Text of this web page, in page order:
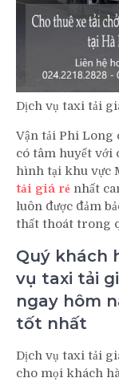
Dịch vụ taxi tải
Vận tải Phi Long
có tâm huyết với
hình tại khu vực
tải giá rẻ nhất
luôn được đảm
thất thoát trong
Quý khách
vụ taxi tải
ngay hôm
tốt nhất
Dịch vụ taxi tải
cho mọi khách